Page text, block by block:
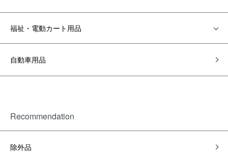
福祉・電動カート用品
自動車用品
Recommendation
除外品